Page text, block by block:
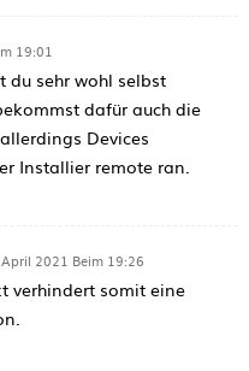
19:01
du sehr wohl selbst
dafür auch die
Devices
Installier remote ran.
2021 Beim 19:26
verhindert somit eine